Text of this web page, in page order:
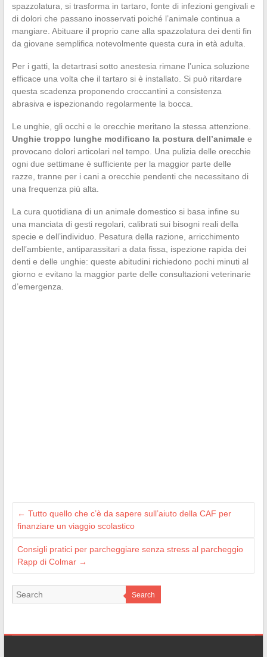
spazzolatura, si trasforma in tartaro, fonte di infezioni gengivali e
di dolori che passano inosservati poiché l’animale continua a
mangiare. Abituare il proprio cane alla spazzolatura dei denti fin
da giovane semplifica notevolmente questa cura in età adulta.
Per i gatti, la detartrasi sotto anestesia rimane l’unica soluzione
efficace una volta che il tartaro si è installato. Si può ritardare
questa scadenza proponendo croccantini a consistenza
abrasiva e ispezionando regolarmente la bocca.
Le unghie, gli occhi e le orecchie meritano la stessa attenzione.
Unghie troppo lunghe modificano la postura dell’animalee
provocano dolori articolari nel tempo. Una pulizia delle orecchie
ogni due settimane è sufficiente per la maggior parte delle
razze, tranne per i cani a orecchie pendenti che necessitano di
una frequenza più alta.
La cura quotidiana di un animale domestico si basa infine su
una manciata di gesti regolari, calibrati sui bisogni reali della
specie e dell’individuo. Pesatura della razione, arricchimento
dell’ambiente, antiparassitari a data fissa, ispezione rapida dei
denti e delle unghie: queste abitudini richiedono pochi minuti al
giorno e evitano la maggior parte delle consultazioni veterinarie
d’emergenza.
← Tutto quello che c’è da sapere sull’aiuto della CAF per
finanziare un viaggio scolastico
Consigli pratici per parcheggiare senza stress al parcheggio
Rapp di Colmar →
Search